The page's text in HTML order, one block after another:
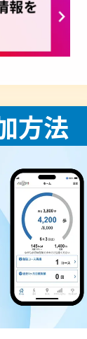
ートとチェ
になってい
、熱中症予
方法